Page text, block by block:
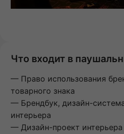
Что входит в
— Право использования
товарного знака
— Брендбук, дизайн-
интерьера
— Дизайн-проект